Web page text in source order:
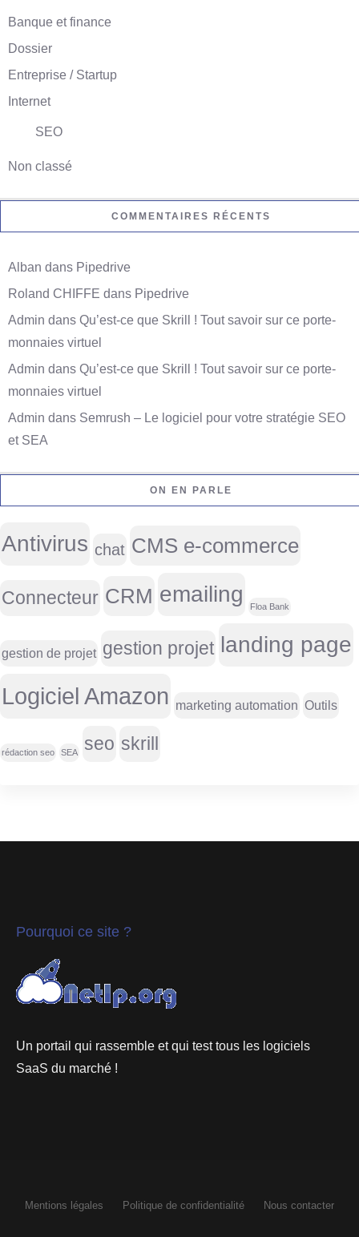
Banque et finance
Dossier
Entreprise / Startup
Internet
SEO
Non classé
COMMENTAIRES RÉCENTS
Alban dans Pipedrive
Roland CHIFFE dans Pipedrive
Admin dans Qu’est-ce que Skrill ! Tout savoir sur ce porte-
monnaies virtuel
Admin dans Qu’est-ce que Skrill ! Tout savoir sur ce porte-
monnaies virtuel
Admin dans Semrush – Le logiciel pour votre stratégie SEO
et SEA
ON EN PARLE
Antivirus chat CMS e-commerce
Connecteur CRM emailing Floa Bank
gestion de projet gestion projet landing page
Logiciel Amazon marketing automation Outils
rédaction seo SEA seo skrill
Pourquoi ce site ?
Un portail qui rassemble et qui test tous les logiciels
SaaS du marché !
Mentions légales Politique de confidentialité Nous contacter